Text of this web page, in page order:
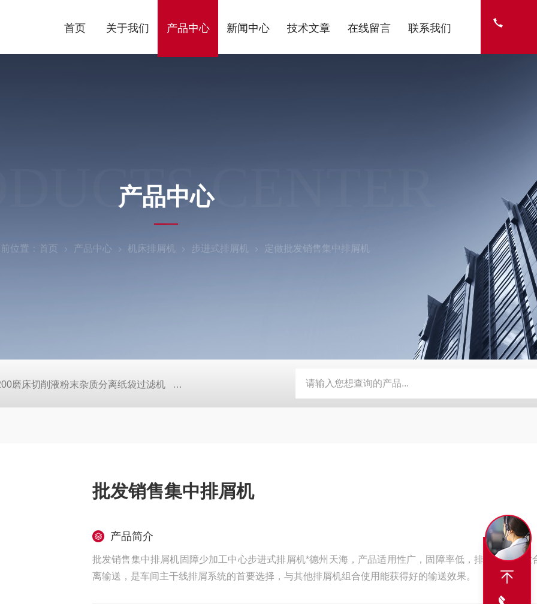
首页 关于我们 产品中心 新闻中心 技术文章 在线留言 联系我们
CENTER
产品中心
位置： 首页 产品中心 机床排屑机 步进式排屑机 定做批发销售集中排屑机
磨床切削液粉末杂质分离纸袋过滤机 定做机床链板式排屑器 定制磨床纸带过滤机 TH磨床切削液铁屑分离磁性分离器
批发销售集中排屑机
产品简介
批发销售集中排屑机固障少加工中心步进式排屑机*德州天海，产品适用性广，固障率低，排屑量大，适
离输送，是车间主干线排屑系统的首要选择，与其他排屑机组合使用能获得好的输送效果。